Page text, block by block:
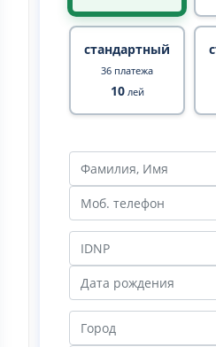
стандартный
36 платежа
10лей